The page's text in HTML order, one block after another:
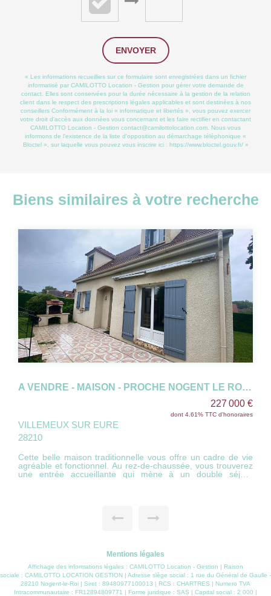
ENVOYER
« Les informations recueillies sur ce formulaire sont enregistrées dans un fichier
informatisé par CAMILOTTO Location - Gestion pour gérer votre demande de
contact. Elles sont conservées pour la durée nécessaire à la gestion de la relation
client dans le respect des prescriptions légales applicables et sont destinées à nos
conseillers Conformément à la loi « informatique et libertés », vous pouvez exercer
votre droit d'accès aux données vous concernant et les faire rectifier en contactant
CAMILOTTO Location - Gestion contact@camilottolocation.com. Nous vous
informons de l'existence de la liste d'opposition au démarchage téléphonique «
Bloctel », sur laquelle vous pouvez vous inscrire ici : https://www.bloctel.gouv.fr/»
Biens similaires à votre recherche
A VENDRE - MAISON - PROCHE NOGENT LE ROI - 6 PIECES
227 000 €
dont 4.61% TTC d'honoraires
VILLEMEUX SUR EURE
28210
Cette belle maison traditionnelle vous offre un cadre de vie
agréable et fonctionnel. Au rez-de-chaussée, vous trouverez
une entrée accueillante qui mène à un double séjour
buanderie pratique et un garage pouvant accueillir deux
voitures, vous offrant ainsi tout l'espace nécessaire pour
votre rangement. À l'extérieur, la terrasse carrelée est
parfaite pour vos repas en plein air, et le barbecue vous
permettra de profiter des journées ensoleillées. Le terrain
clos de 741 m² vous garantit tranquillité et intimité. Les
Mentions légales
Affichage des informations légales : CAMILOTTO Location - Gestion | Raison
sociale : CAMILOTTO LOCATION GESTION | Adresse siège social : 1 rue du Général de Gaulle -
28210 Nogent-le-Roi | Siret : 89480977100013 | RCS : CHARTRES | Numero TVA
Intracommunautaire : FR12894809771 | Forme juridique : SAS | Capital social : 2 000 |